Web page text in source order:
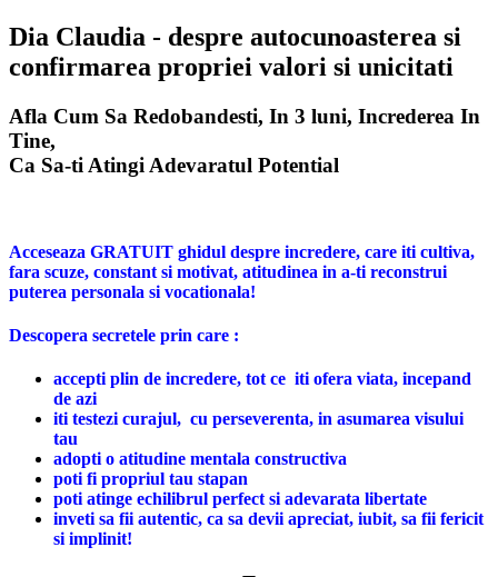
Dia Claudia - despre autocunoasterea si
confirmarea propriei valori si unicitati
Afla Cum Sa Redobandesti, In 3 luni, Increderea In
Tine,
Ca Sa-ti Atingi Adevaratul Potential
Acceseaza GRATUIT ghidul despre incredere, care iti cultiva,
fara scuze, constant si motivat, atitudinea in a-ti reconstrui
puterea personala si vocationala!
Descopera secretele prin care :
accepti plin de incredere, tot ce iti ofera viata, incepand
de azi
iti testezi curajul, cu perseverenta, in asumarea visului
tau
adopti o atitudine mentala constructiva
poti fi propriul tau stapan
poti atinge echilibrul perfect si adevarata libertate
inveti sa fii autentic, ca sa devii apreciat, iubit, sa fii fericit
si implinit!